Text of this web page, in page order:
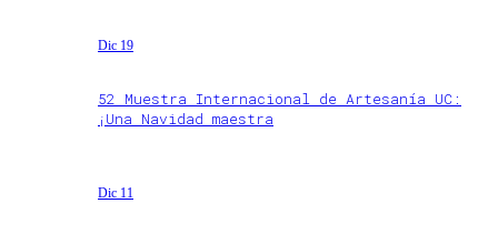
Dic 19
52 Muestra Internacional de Artesanía UC:
¡Una Navidad maestra
Dic 11